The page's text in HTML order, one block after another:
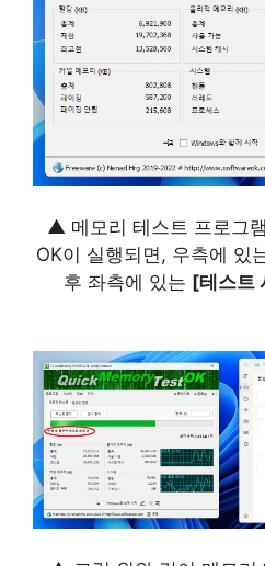
▲ 메모리 테스트 프로그
OK이 실행되면, 우측에 있
후 좌측에 있는 [테스트